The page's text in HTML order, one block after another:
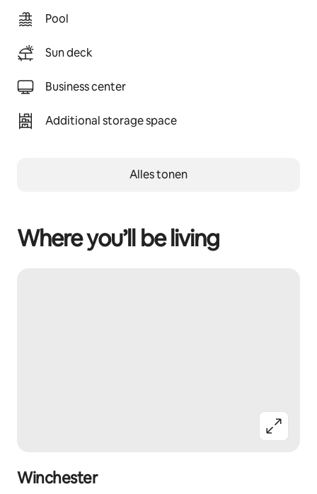
Pool
Sun deck
Business center
Additional storage space
Alles tonen
Where you’ll be living
Winchester